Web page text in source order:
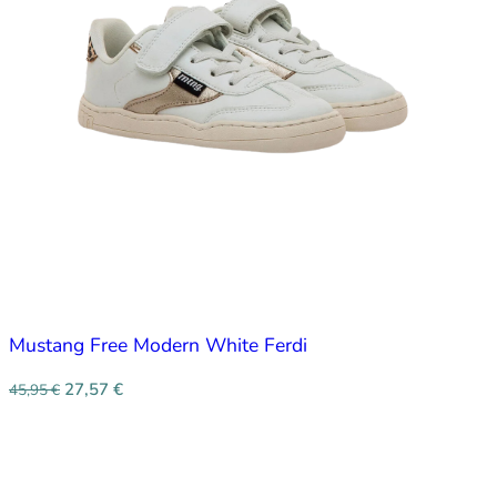
Mustang Free Modern White Ferdi
45,95€ 27,57 €